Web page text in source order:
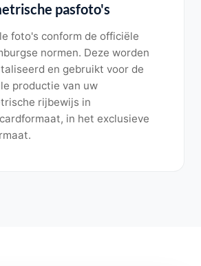
pasfoto's
foto's conform de officiële
normen. Deze worden
en gebruikt voor de
productie van uw
rijbewijs in
in het exclusieve